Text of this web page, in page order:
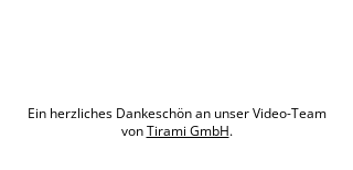
Ein herzliches Dankeschön an unser Video-Team
vonTirami GmbH.